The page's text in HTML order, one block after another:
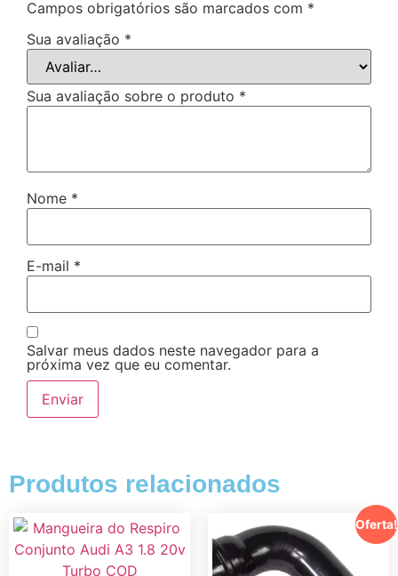
Campos obrigatórios são marcados com *
Sua avaliação *
Sua avaliação sobre o produto *
Nome *
E-mail *
Salvar meus dados neste navegador para a
próxima vez que eu comentar.
Produtos relacionados
Oferta!